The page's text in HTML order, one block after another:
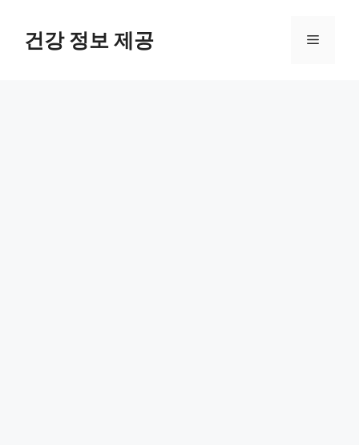
건강 정보 제공 메